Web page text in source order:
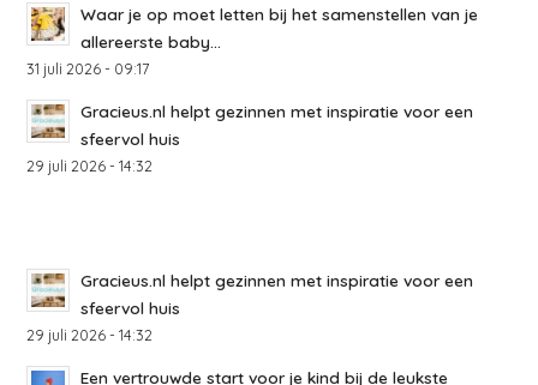
Waar je op moet letten bij het samenstellen van je
allereerste baby...
31 juli 2026 - 09:17
Gracieus.nl helpt gezinnen met inspiratie voor een
sfeervol huis
29 juli 2026 - 14:32
Gracieus.nl helpt gezinnen met inspiratie voor een
sfeervol huis
29 juli 2026 - 14:32
Een vertrouwde start voor je kind bij de leukste